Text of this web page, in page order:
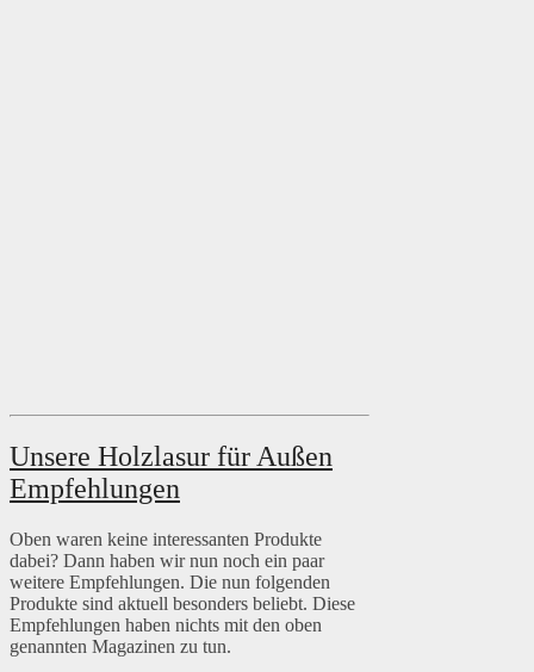
Unsere Holzlasur für Außen
Empfehlungen
Oben waren keine interessanten Produkte
dabei? Dann haben wir nun noch ein paar
weitere Empfehlungen. Die nun folgenden
Produkte sind aktuell besonders beliebt. Diese
Empfehlungen haben nichts mit den oben
genannten Magazinen zu tun.